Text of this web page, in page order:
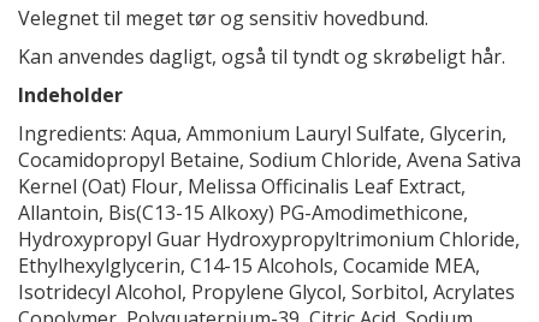
Velegnet til meget tør og sensitiv hovedbund.
Kan anvendes dagligt, også til tyndt og skrøbeligt hår.
Indeholder
Ingredients: Aqua, Ammonium Lauryl Sulfate, Glycerin,
Cocamidopropyl Betaine, Sodium Chloride, Avena Sativa
Kernel (Oat) Flour, Melissa Officinalis Leaf Extract,
Allantoin, Bis(C13-15 Alkoxy) PG-Amodimethicone,
Hydroxypropyl Guar Hydroxypropyltrimonium Chloride,
Ethylhexylglycerin, C14-15 Alcohols, Cocamide MEA,
Isotridecyl Alcohol, Propylene Glycol, Sorbitol, Acrylates